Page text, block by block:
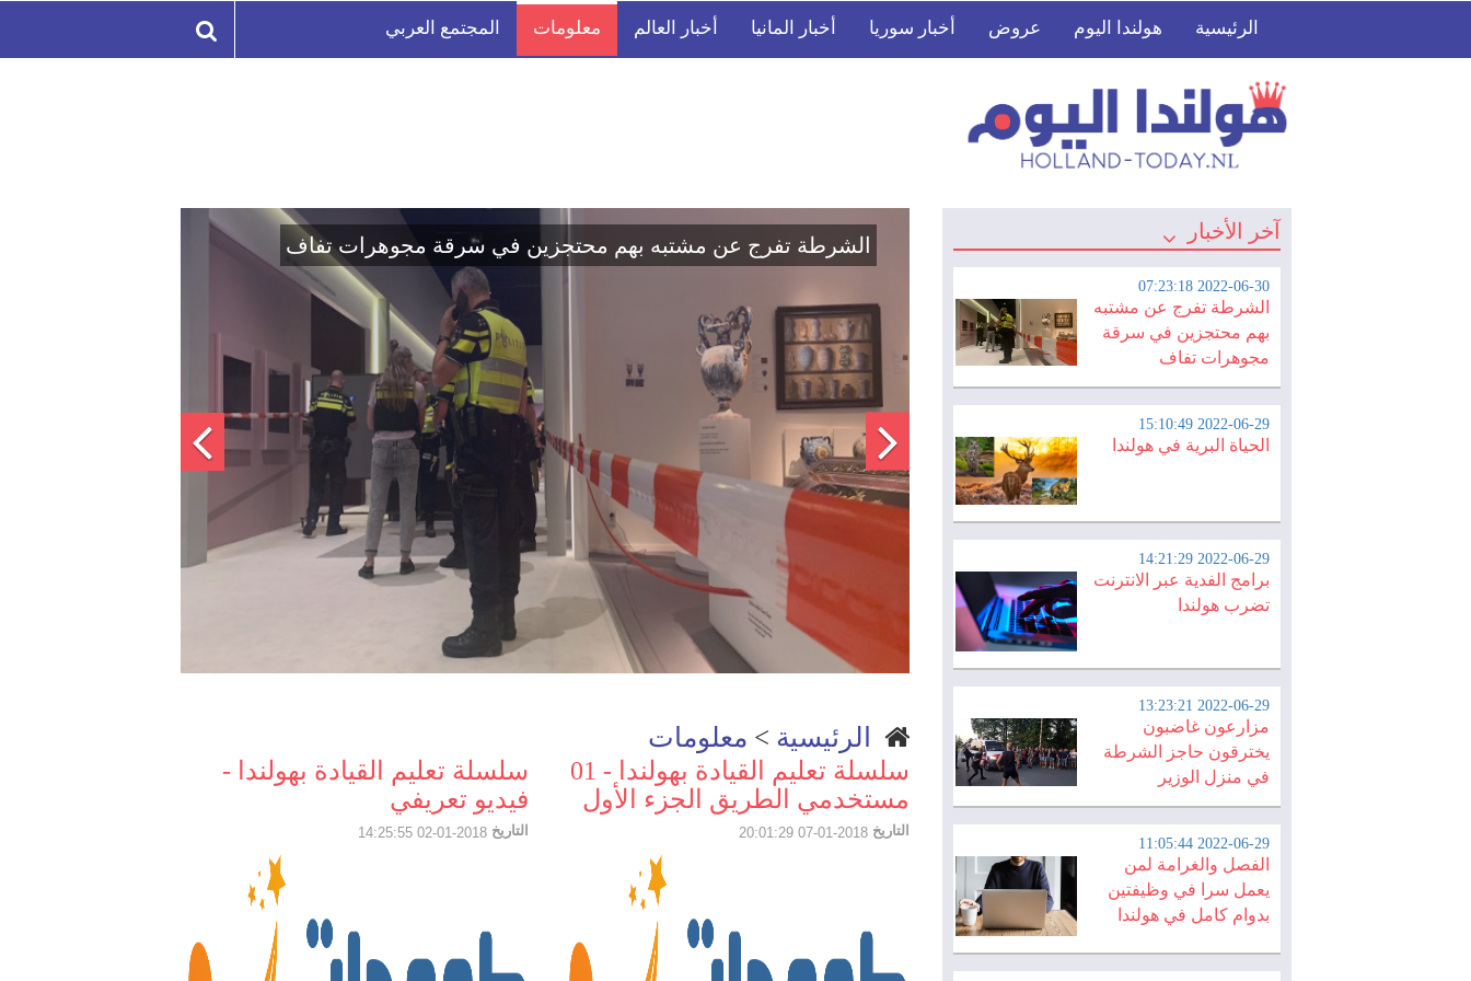
الرئيسية هولندا اليوم عروض أخبار سوريا أخبار المانيا أخبار العالم معلومات المجتمع العربي
آخر الأخبار
2022-06-30 07:23:18
الشرطة تفرج عن مشتبه
بهم محتجزين في سرقة
مجوهرات تفاف
2022-06-29 15:10:49
الحياة البرية في هولندا
2022-06-29 14:21:29
برامج الفدية عبر الانترنت
تضرب هولندا
2022-06-29 13:23:21
مزارعون غاضبون
يخترقون حاجز الشرطة
في منزل الوزير
2022-06-29 11:05:44
الفصل والغرامة لمن
يعمل سرا في وظيفتين
بدوام كامل في هولندا
الشرطة تفرج عن مشتبه بهم محتجزين في سرقة مجوهرات الحياة البرية في هولندا
الرئيسية > معلومات
سلسلة تعليم القيادة بهولندا - 01
مستخدمي الطريق الجزء الأول
التاريخ
سلسلة تعليم القيادة بهولندا -
فيديو تعريفي
التاريخ 2018-01-02 14:25:55